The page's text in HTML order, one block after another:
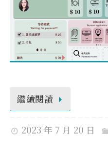
繼續閱讀
2023 年 7 月 20 日